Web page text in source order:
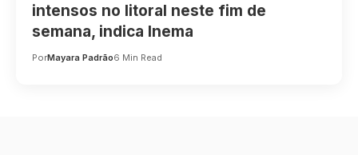
intensos no litoral neste fim de
semana, indica Inema
PorMayara Padrão6 Min Read